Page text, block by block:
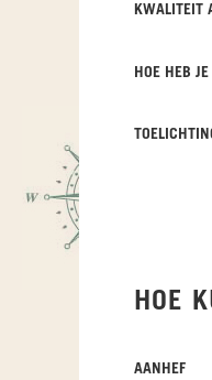
KWALITEIT
HOE HEB
HOE
AANHEF